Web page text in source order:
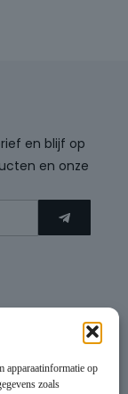
apparaatinformatie op
zoals
en blijf op
en onze